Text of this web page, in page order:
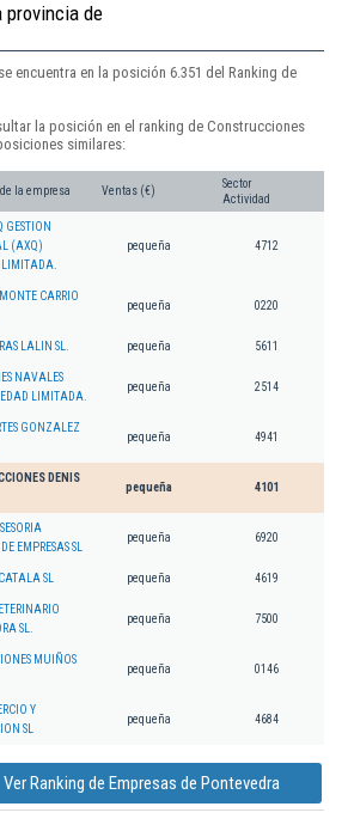
provincia de
encuentra en la posición 6.351 del Ranking de
la posición en el ranking de Construcciones
similares:
la empresa Ventas (€)
Sector
Actividad
(AXQ)
LIMITADA.
pequeña 4712
CARRIO
pequeña 0220
LALIN SL. pequeña 5611
NAVALES
LIMITADA.
pequeña 2514
GONZALEZ
pequeña 4941
DENIS
pequeña 4101
EMPRESAS SL
pequeña 6920
SL pequeña 4619
SL.
pequeña 7500
MUIÑOS
pequeña 0146
Y
SL
pequeña 4684
Ver Ranking de Empresas de Pontevedra